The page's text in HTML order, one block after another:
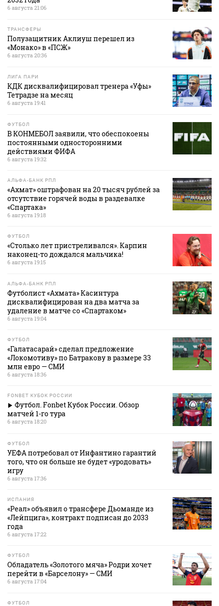
6 августа 21:06
ТРАНСФЕРЫ
Полузащитник Аклиуш перешел из
«Монако» в «ПСЖ»
6 августа 20:36
ЛИГА ПАРИ
КДК дисквалифицировал тренера «Уфы»
Тетрадзе на месяц
6 августа 19:41
ФУТБОЛ
В КОНМЕБОЛ заявили, что обеспокоены
постоянными односторонними
действиями ФИФА
6 августа 19:32
АЛЬФА-БАНК РПЛ
«Ахмат» оштрафован на 20 тысяч рублей за
отсутствие горячей воды в раздевалке
«Спартака»
6 августа 19:18
ФУТБОЛ
«Столько лет пристреливался». Карпин
наконец-то дождался мальчика!
6 августа 19:15
АЛЬФА-БАНК РПЛ
Футболист «Ахмата» Касинтура
дисквалифицирован на два матча за
удаление в матче со «Спартаком»
6 августа 19:04
ФУТБОЛ
«Галатасарай» сделал предложение
«Локомотиву» по Батракову в размере 33
млн евро — СМИ
6 августа 18:36
FONBET КУБОК РОССИИ
Футбол. Fonbet Кубок России. Обзор
матчей 1-го тура
6 августа 18:20
ФУТБОЛ
УЕФА потребовал от Инфантино гарантий
того, что он больше не будет «уродовать»
игру
6 августа 17:36
ИСПАНИЯ
«Реал» объявил о трансфере Дьоманде из
«Лейпцига», контракт подписан до 2033
года
6 августа 17:22
ФУТБОЛ
Обладатель «Золотого мяча» Родри хочет
перейти в «Барселону» — СМИ
6 августа 17:04
ФУТБОЛ